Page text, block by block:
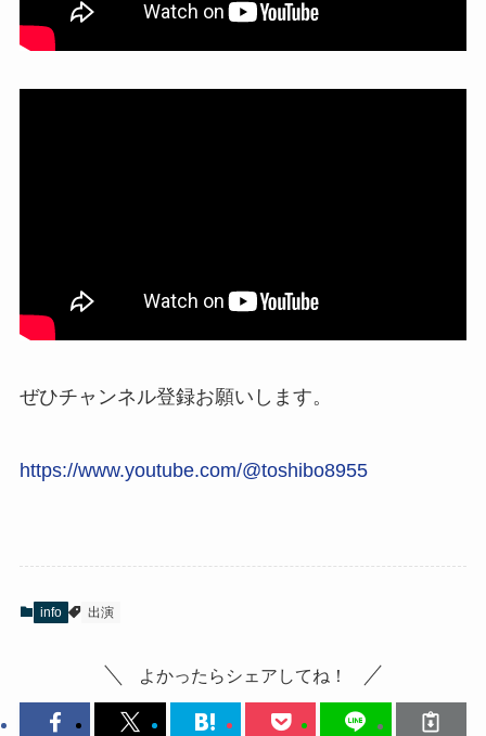
ぜひチャンネル登録お願いします。
https://www.youtube.com/@toshibo8955
info 出演
よかったらシェアしてね！